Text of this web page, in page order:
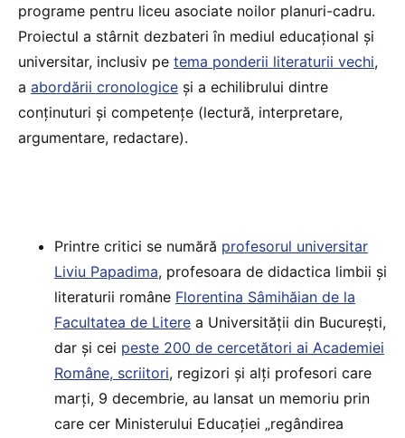
programe pentru liceu asociate noilor planuri-cadru.
Proiectul a stârnit dezbateri în mediul educațional și
universitar, inclusiv pe tema ponderii literaturii vechi,
a abordării cronologice și a echilibrului dintre
conținuturi și competențe (lectură, interpretare,
argumentare, redactare).
Printre critici se numără profesorul universitar
Liviu Papadima, profesoara de didactica limbii și
literaturii române Florentina Sâmihăian de la
Facultatea de Litere a Universității din București,
dar și cei peste 200 de cercetători ai Academiei
Române, scriitori, regizori și alți profesori care
marți, 9 decembrie, au lansat un memoriu prin
care cer Ministerului Educației „regândirea